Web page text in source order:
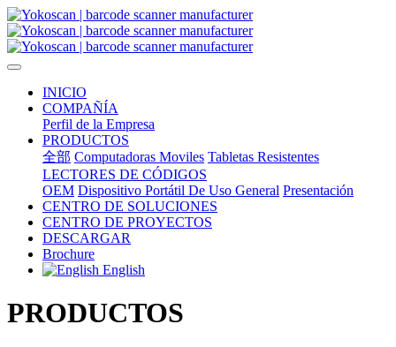
INICIO
COMPAÑÍA
Perfil de la Empresa
PRODUCTOS
全部 Computadoras Moviles Tabletas Resistentes
LECTORES DE CÓDIGOS
OEM Dispositivo Portátil De Uso General Presentación
CENTRO DE SOLUCIONES
CENTRO DE PROYECTOS
DESCARGAR
Brochure
English
PRODUCTOS